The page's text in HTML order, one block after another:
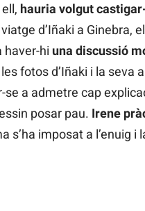
hauria volgut
d’Iñaki a Ginebra,
haver-hi una discussió
fotos d’Iñaki i la seva
a admetre cap
posar pau. Irene
s’ha imposat a l’enuig